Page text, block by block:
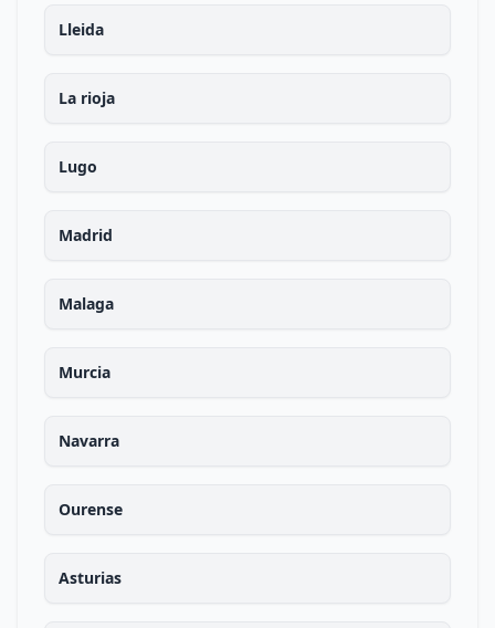
Lleida
La rioja
Lugo
Madrid
Malaga
Murcia
Navarra
Ourense
Asturias